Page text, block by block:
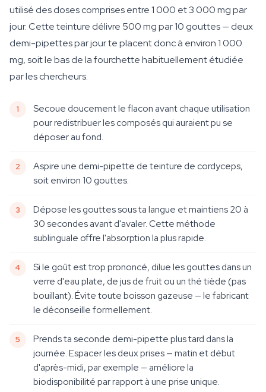
utilisé des doses comprises entre 1 000 et 3 000 mg par
jour. Cette teinture délivre 500 mg par 10 gouttes — deux
demi-pipettes par jour te placent donc à environ 1 000
mg, soit le bas de la fourchette habituellement étudiée
par les chercheurs.
Secoue doucement le flacon avant chaque utilisation
pour redistribuer les composés qui auraient pu se
déposer au fond.
Aspire une demi-pipette de teinture de cordyceps,
soit environ 10 gouttes.
Dépose les gouttes sous ta langue et maintiens 20 à
30 secondes avant d'avaler. Cette méthode
sublinguale offre l'absorption la plus rapide.
Si le goût est trop prononcé, dilue les gouttes dans un
verre d'eau plate, de jus de fruit ou un thé tiède (pas
bouillant). Évite toute boisson gazeuse — le fabricant
le déconseille formellement.
Prends ta seconde demi-pipette plus tard dans la
journée. Espacer les deux prises — matin et début
d'après-midi, par exemple — améliore la
biodisponibilité par rapport à une prise unique.